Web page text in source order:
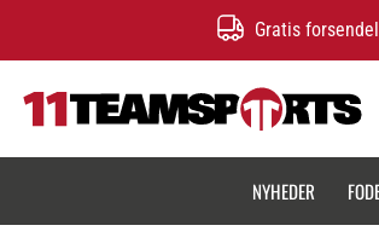
Gratis
NYHEDER